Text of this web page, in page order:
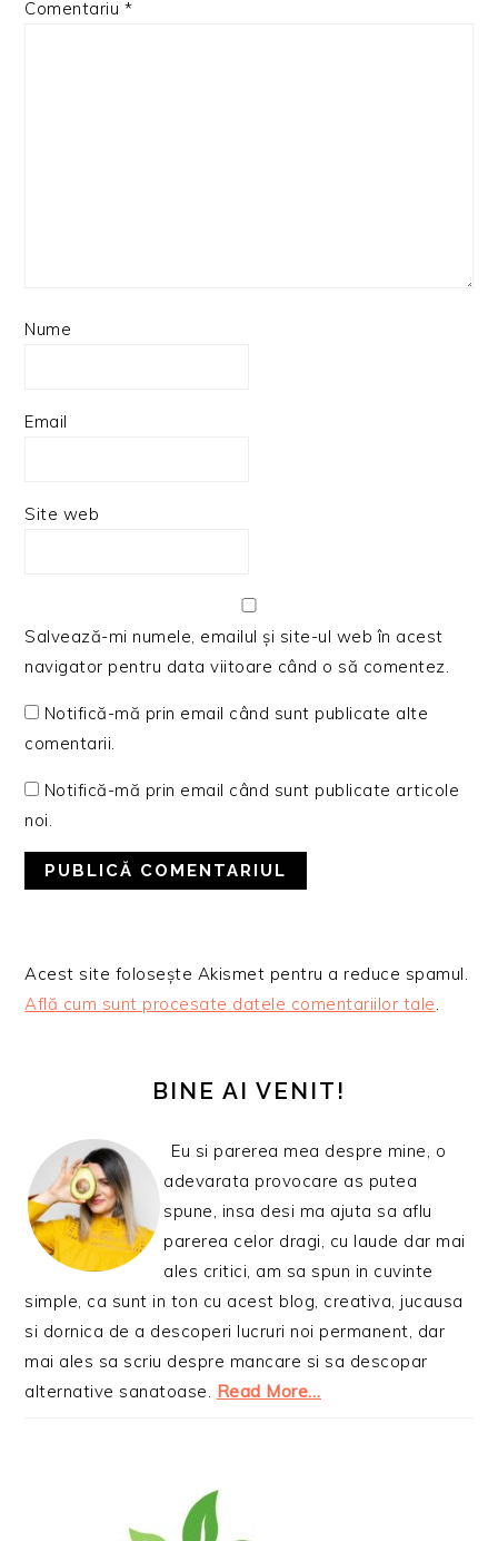
Comentariu *
Nume
Email
Site web
Salvează-mi numele, emailul și site-ul web în acest
navigator pentru data viitoare când o să comentez.
Notifică-mă prin email când sunt publicate alte
comentarii.
Notifică-mă prin email când sunt publicate articole
noi.
Acest site folosește Akismet pentru a reduce spamul.
Află cum sunt procesate datele comentariilor tale.
PRINCIPALĂBINE AI VENIT!
Eu si parerea mea despre mine, o
adevarata provocare as putea
spune, insa desi ma ajuta sa aflu
parerea celor dragi, cu laude dar mai
ales critici, am sa spun in cuvinte
simple, ca sunt in ton cu acest blog, creativa, jucausa
si dornica de a descoperi lucruri noi permanent, dar
mai ales sa scriu despre mancare si sa descopar
alternative sanatoase. Read More…